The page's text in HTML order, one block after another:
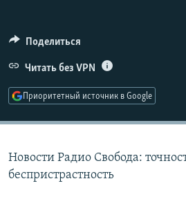
ПОДПИШИТЕСЬ НА РАССЫЛКУ
СОЦИАЛЬНЫЕ СЕТИ
Поделиться
Читать без VPN
Приоритетный источник в Google
Новости Радио Свобода:
беспристрастность